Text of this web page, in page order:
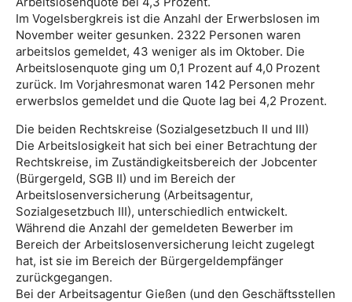
Im Vogelsbergkreis ist die Anzahl der Erwerbslosen im
November weiter gesunken. 2322 Personen waren
arbeitslos gemeldet, 43 weniger als im Oktober. Die
Arbeitslosenquote ging um 0,1 Prozent auf 4,0 Prozent
zurück. Im Vorjahresmonat waren 142 Personen mehr
erwerbslos gemeldet und die Quote lag bei 4,2 Prozent.
Die beiden Rechtskreise (Sozialgesetzbuch II und III)
Die Arbeitslosigkeit hat sich bei einer Betrachtung der
Rechtskreise, im Zuständigkeitsbereich der Jobcenter
(Bürgergeld, SGB II) und im Bereich der
Arbeitslosenversicherung (Arbeitsagentur,
Sozialgesetzbuch III), unterschiedlich entwickelt.
Während die Anzahl der gemeldeten Bewerber im
Bereich der Arbeitslosenversicherung leicht zugelegt
hat, ist sie im Bereich der Bürgergeldempfänger
zurückgegangen.
Bei der Arbeitsagentur Gießen (und den Geschäftsstellen